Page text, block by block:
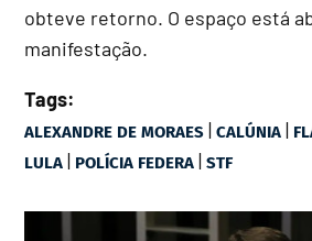
obteve retorno. O espaço está
manifestação.
Tags:
ALEXANDRE DE MORAES |CALÚNIA |
LULA | POLÍCIA FEDERA |STF